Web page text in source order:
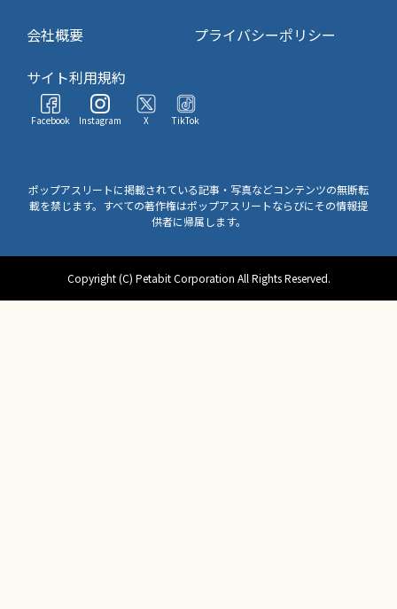
会社概要
プライバシーポリシー
サイト利用規約
Facebook Instagram X TikTok
ポップアスリートに掲載されている記事・写真などコンテンツの無断転
載を禁じます。すべての著作権はポップアスリートならびにその情報提
供者に帰属します。
Copyright (C) Petabit Corporation All Rights Reserved.